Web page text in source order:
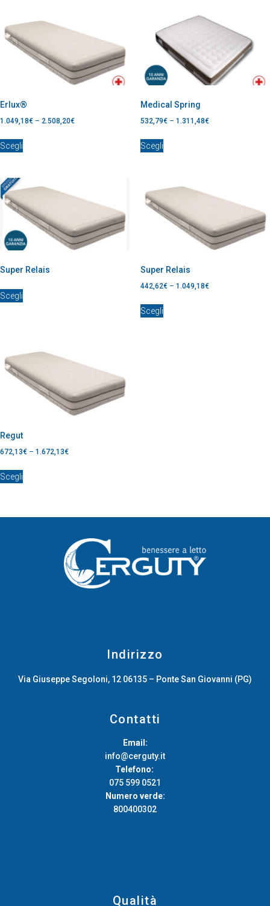
Erlux®
1.049,18€ – 2.508,20€
Scegli
Medical Spring
532,79€– 1.311,48€
Scegli
Super Relais
Scegli
Super Relais
442,62€– 1.049,18€
Scegli
Regut
672,13€ – 1.672,13€
Scegli
Indirizzo
Via Giuseppe Segoloni, 12 06135 – Ponte San Giovanni (PG)
Contatti
Email:
info@cerguty.it
Telefono:
075 599 0521
Numero verde:
800400302
Qualità